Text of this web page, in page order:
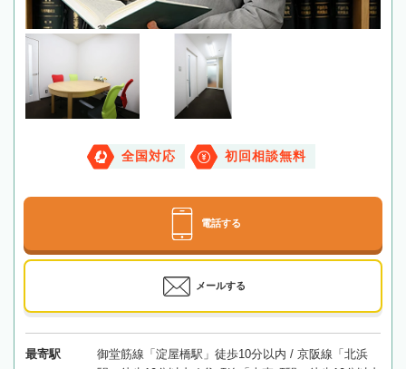
全国対応 初回相談無料
電話する
メールする
最寄駅
御堂筋線「淀屋橋駅」徒歩10分以内 / 京阪線「北浜